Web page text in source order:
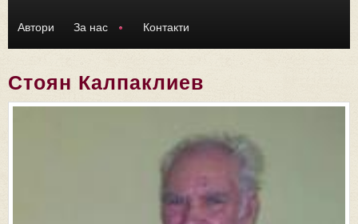
Автори За нас Контакти
Стоян Калпаклиев